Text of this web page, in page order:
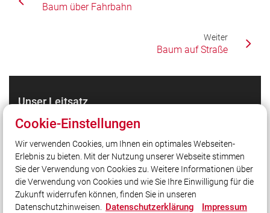
Baum über Fahrbahn
Weiter
Baum auf Straße
Unser Leitsatz
Unsere Freizeit für Ihre Sicherheit.
Quicklinks
Programm Gründungsfest
Cookie-Einstellungen
Wir verwenden Cookies, um Ihnen ein optimales Webseiten-
Erlebnis zu bieten. Mit der Nutzung unserer Webseite stimmen
Sie der Verwendung von Cookies zu. Weitere Informationen über
die Verwendung von Cookies und wie Sie Ihre Einwilligung für die
Zukunft widerrufen können, finden Sie in unseren
Datenschutzhinweisen. Datenschutzerklärung
Impressum